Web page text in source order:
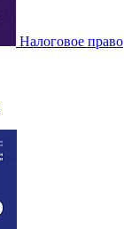
Налоговое право